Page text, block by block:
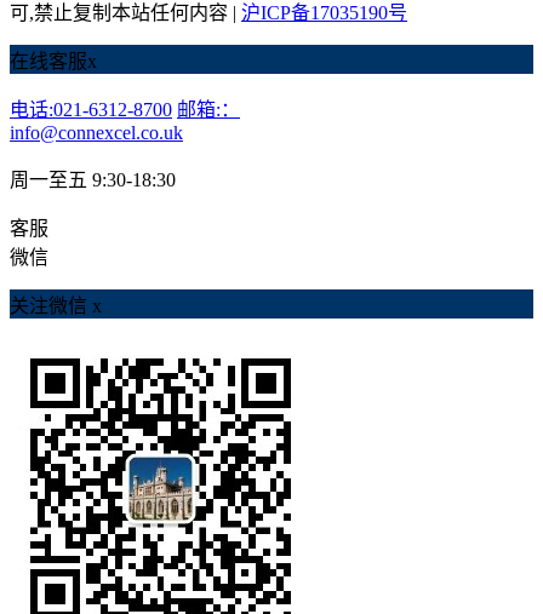
可,禁止复制本站任何内容 | 沪ICP备17035190号
在线客服x
电话:021-6312-8700 邮箱:：
info@connexcel.co.uk
周一至五 9:30-18:30
客服
微信
关注微信 x